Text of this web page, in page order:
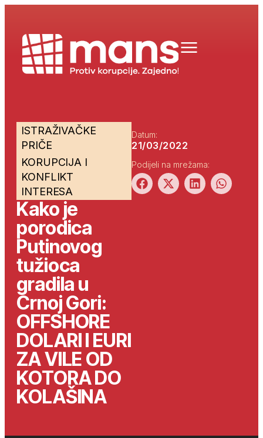
ISTRAŽIVAČKE
PRIČE
KORUPCIJA I
KONFLIKT
INTERESA
Kako je
porodica
Putinovog
tužioca
gradila u
Crnoj Gori:
OFFSHORE
DOLARI I EURI
ZA VILE OD
KOTORA DO
KOLAŠINA
Datum:
21/03/2022
Podijeli na mrežama: